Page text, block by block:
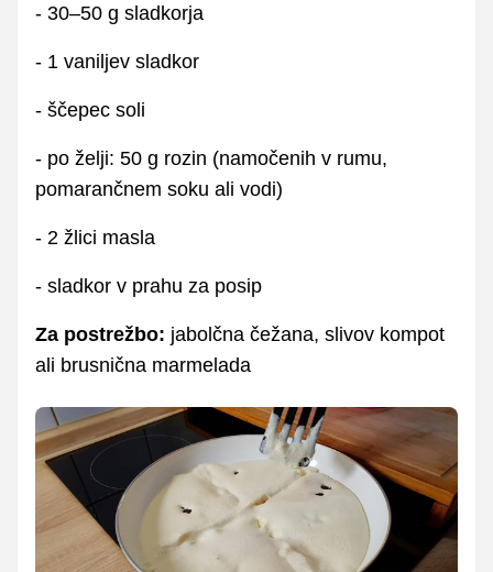
- 30–50 g sladkorja
- 1 vaniljev sladkor
- ščepec soli
- po želji: 50 g rozin (namočenih v rumu,
pomarančnem soku ali vodi)
- 2 žlici masla
- sladkor v prahu za posip
Za postrežbo: jabolčna čežana, slivov kompot
ali brusnična marmelada